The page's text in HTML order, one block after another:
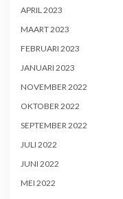
APRIL 2023
MAART 2023
FEBRUARI 2023
JANUARI 2023
NOVEMBER 2022
OKTOBER 2022
SEPTEMBER 2022
JULI 2022
JUNI 2022
MEI 2022